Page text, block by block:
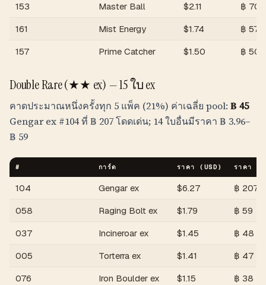
153
Master Ball $2.11 ฿ 70
161
Mist Energy $1.74 ฿ 57
157
Prime Catcher $1.50 ฿ 50
Double Rare (★★ ex) — 15 ใบ ex
คาดประมาณหนึ่งครั้งทุก 5 แพ็ค (21%) ค่าเฉลี่ย pool: ฿ 45
Gengar ex #104 ที่ ฿ 207โดดเด่น; 14 ใบอื่นมีราคา ฿ 3.96–
฿ 59
# การ์ด ราคา (USD) ราคา (
104 Gengar ex $6.27 ฿ 207
058
Raging Bolt ex $1.79 ฿ 59
037
Incineroar ex $1.45 ฿ 48
005
Torterra ex $1.41 ฿ 47
076
Iron Boulder ex $1.15 ฿ 38